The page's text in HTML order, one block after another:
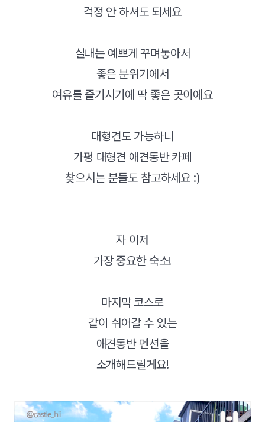
걱정 안 하셔도 되세요
실내는 예쁘게 꾸며놓아서
좋은 분위기에서
여유를 즐기시기에 딱 좋은 곳이에요
대형견도 가능하니
가평 대형견 애견동반 카페
찾으시는 분들도 참고하세요 :)
자 이제
가장 중요한 숙소!
마지막 코스로
같이 쉬어갈 수 있는
애견동반 펜션을
소개해드릴게요!